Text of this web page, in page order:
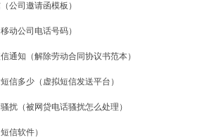
公司邀请函模板）
动公司电话号码）
通知（解除劳动合同协议书范本）
信多少（虚拟短信发送平台）
扰（被网贷电话骚扰怎么处理）
信软件）